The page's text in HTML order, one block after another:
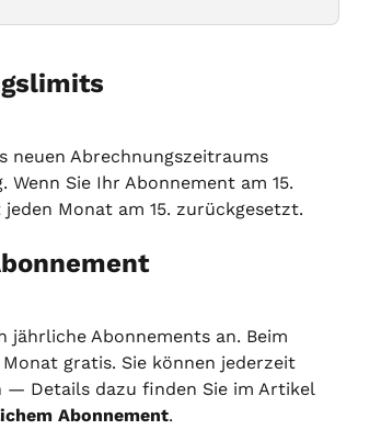
neuen Abrechnungszeitraums
Sie Ihr Abonnement am 15.
Monat am 15. zurückgesetzt.
Abonnements an. Beim
gratis. Sie können jederzeit
Details dazu finden Sie im Artikel
Abonnement.